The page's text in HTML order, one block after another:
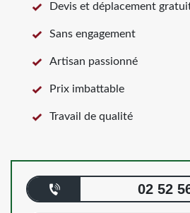
Devis et déplacement
Sans engagement
Artisan passionné
Prix imbattable
Travail de qualité
02 52